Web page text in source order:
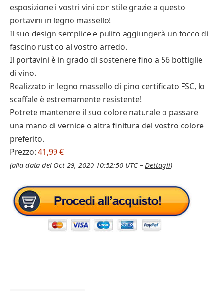
esposizione i vostri vini con stile grazie a questo
portavini in legno massello!
Il suo design semplice e pulito aggiungerà un tocco di
fascino rustico al vostro arredo.
Il portavini è in grado di sostenere fino a 56 bottiglie
di vino.
Realizzato in legno massello di pino certificato FSC, lo
scaffale è estremamente resistente!
Potrete mantenere il suo colore naturale o passare
una mano di vernice o altra finitura del vostro colore
preferito.
Prezzo: 41,99 €
(alla data del Oct 29, 2020 10:52:50 UTC – Dettagli)